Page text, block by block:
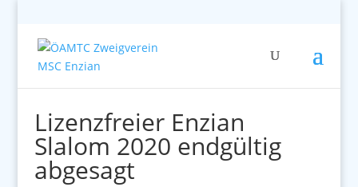
Lizenzfreier Enzian
Slalom 2020 endgültig
abgesagt